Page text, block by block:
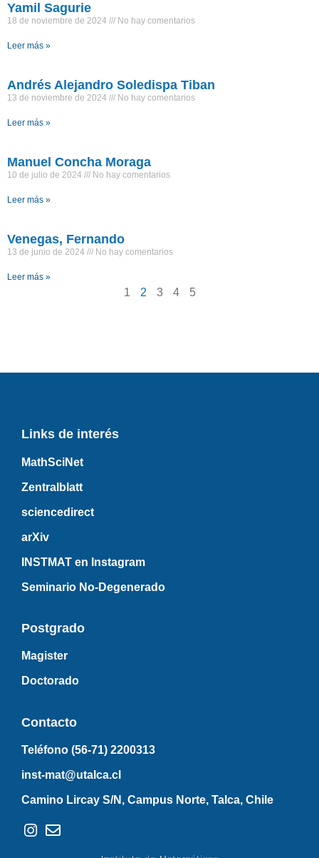
Yamil Sagurie
18 de noviembre de 2024 No hay comentarios
Leer más »
Andrés Alejandro Soledispa Tiban
13 de noviembre de 2024 No hay comentarios
Leer más »
Manuel Concha Moraga
10 de julio de 2024 No hay comentarios
Leer más »
Venegas, Fernando
13 de junio de 2024 No hay comentarios
Leer más »
1 2 3 4 5
Links de interés
MathSciNet
Zentralblatt
sciencedirect
arXiv
INSTMAT en Instagram
Seminario No-Degenerado
Postgrado
Magister
Doctorado
Contacto
Teléfono (56-71) 2200313
inst-mat@utalca.cl
Camino Lircay S/N, Campus Norte, Talca, Chile